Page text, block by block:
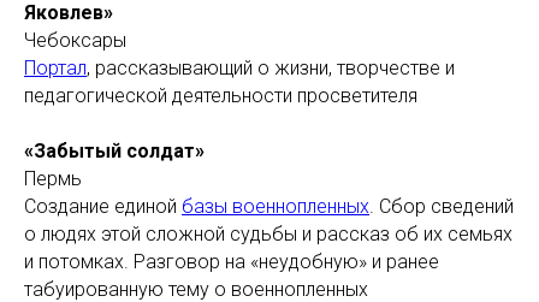
Яковлев»
Чебоксары
Портал, рассказывающий о жизни, творчестве и
педагогической деятельности просветителя
«Забытый солдат»
Пермь
Создание единой базы военнопленных. Сбор сведений
о людях этой сложной судьбы и рассказ об их семьях
и потомках. Разговор на «неудобную» и ранее
табуированную тему о военнопленных